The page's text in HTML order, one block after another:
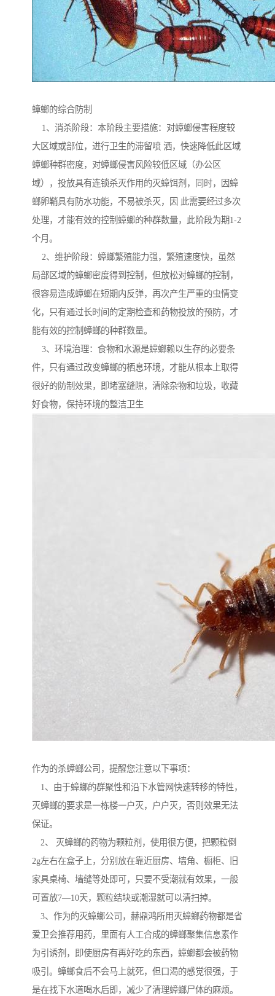
蟑螂的综合防制
1、消杀阶段：本阶段主要措施：对蟑螂侵害程度较
大区域或部位，进行卫生的滞留喷 洒，快速降低此区域
蟑螂种群密度，对蟑螂侵害风险较低区域（办公区
域），投放具有连锁杀灭作用的灭蟑饵剂，同时，因蟑
螂卵鞘具有防水功能，不易被杀灭，因 此需要经过多次
处理，才能有效的控制蟑螂的种群数量，此阶段为期1-2
个月。
2、维护阶段：蟑螂繁殖能力强，繁殖速度快，虽然
局部区域的蟑螂密度得到控制，但放松对蟑螂的控制，
很容易造成蟑螂在短期内反弹，再次产生严重的虫情变
化，只有通过长时间的定期检查和药物投放的预防，才
能有效的控制蟑螂的种群数量。
3、环境治理：食物和水源是蟑螂赖以生存的必要条
件，只有通过改变蟑螂的栖息环境，才能从根本上取得
很好的防制效果，即堵塞缝隙，清除杂物和垃圾，收藏
好食物，保持环境的整洁卫生
作为的杀蟑螂公司，提醒您注意以下事项：
1、由于蟑螂的群聚性和沿下水管网快速转移的特性，
灭蟑螂的要求是一栋楼一户灭，户户灭，否则效果无法
保证。
2、 灭蟑螂的药物为颗粒剂，使用很方便，把颗粒倒
2g左右在盒子上，分别放在靠近厨房、墙角、橱柜、旧
家具桌椅、墙缝等处即可，只要不受潮就有效果，一般
可置放7—10天，颗粒结块或潮湿就可以清扫掉。
3、作为的灭蟑螂公司，赫鼎鸿所用灭蟑螂药物都是省
爱卫会推荐用药，里面有人工合成的蟑螂聚集信息素作
为引诱剂，即使厨房有再好吃的东西，蟑螂都会被药物
吸引。蟑螂食后不会马上就死，但口渴的感觉很强，于
是在找下水道喝水后即，减少了清理蟑螂尸体的麻烦。